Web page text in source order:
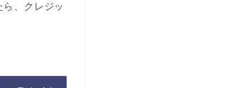
、クレジッ